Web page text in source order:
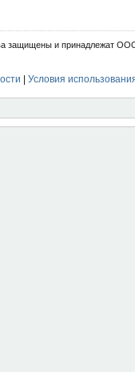
защищены и принадлежат
Условия